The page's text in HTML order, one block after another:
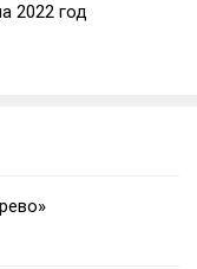
2022 год